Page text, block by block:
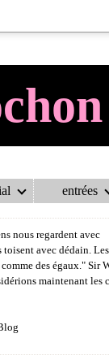
entrées
nous regardent avec
toisent avec dédain. Les
des égaux." Sir
maintenant les